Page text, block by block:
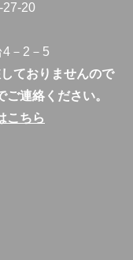
27-20
－2－5
ておりませんので
ご連絡ください。
こちら